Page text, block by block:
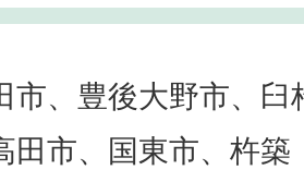
市、豊後大野市、臼
田市、国東市、杵築